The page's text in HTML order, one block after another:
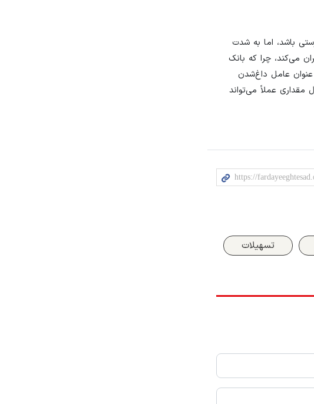
باشد، اما به شدت
می‌کند، چرا که بانک
عامل داغ‌شدن
مقداری عملاً می‌تواند
تسهیلات